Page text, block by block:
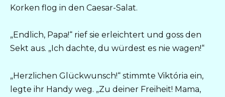
Korken flog in den Caesar-Salat.
„Endlich, Papa!“ rief sie erleichtert und goss den
Sekt aus. „Ich dachte, du würdest es nie wagen!“
„Herzlichen Glückwunsch!“ stimmte Viktória ein,
legte ihr Handy weg. „Zu deiner Freiheit! Mama,